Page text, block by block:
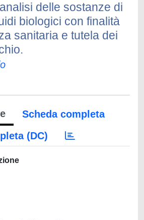
delle sostanze di
biologici con finalità
sanitaria e tutela dei
Scheda completa
(DC)